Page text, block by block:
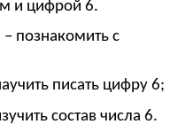
и цифрой 6.
– познакомить с
цифру 6;
числа 6.